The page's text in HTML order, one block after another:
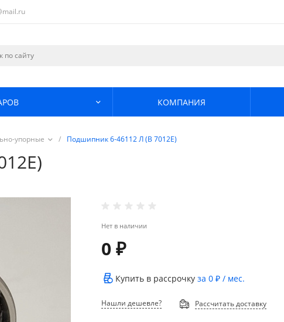
КОМПАНИЯ
упорные / Подшипник 6-46112 Л (В 7012Е)
Нет в наличии
0 ₽
Купить в рассрочкуза0 ₽ / мес.
Нашли дешевле? Рассчитать доставку